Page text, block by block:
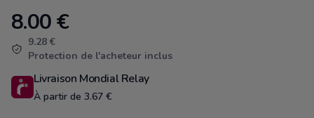
Product information
8.00€
9.28 €
Protection de l'acheteur inclus
Livraison Mondial Relay
À partir de 3.67 €